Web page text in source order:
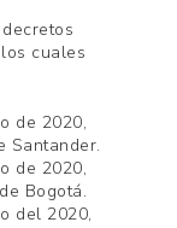
cuales
de 2020,
Santander.
de 2020,
Bogotá.
del 2020,